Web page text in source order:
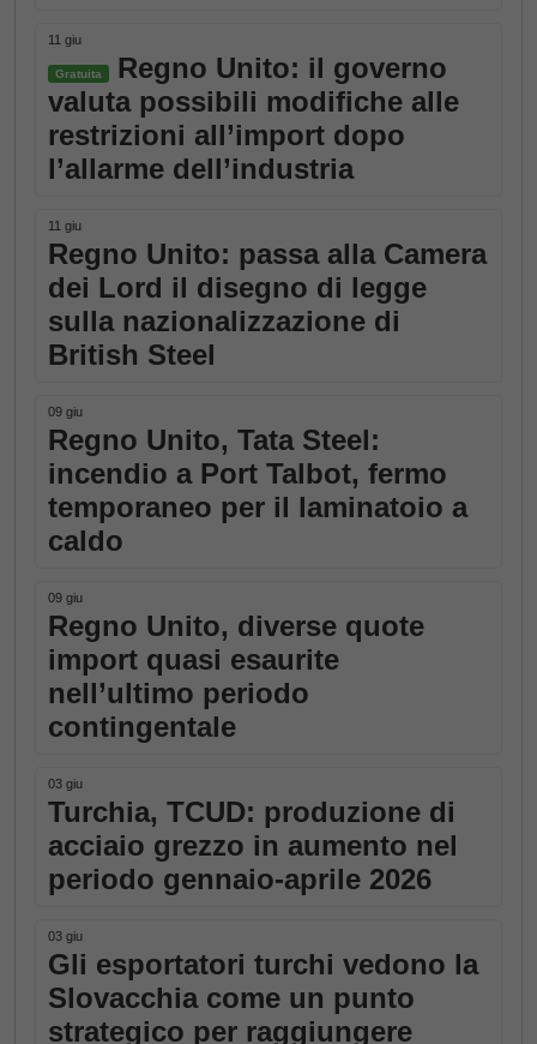
11 giu
Gratuita
Regno Unito: il governo
valuta possibili modifiche alle
restrizioni all’import dopo
l’allarme dell’industria
11 giu
Regno Unito: passa alla Camera
dei Lord il disegno di legge
sulla nazionalizzazione di
British Steel
09 giu
Regno Unito, Tata Steel:
incendio a Port Talbot, fermo
temporaneo per il laminatoio a
caldo
09 giu
Regno Unito, diverse quote
import quasi esaurite
nell’ultimo periodo
contingentale
03 giu
Turchia, TCUD: produzione di
acciaio grezzo in aumento nel
periodo gennaio-aprile 2026
03 giu
Gli esportatori turchi vedono la
Slovacchia come un punto
strategico per raggiungere